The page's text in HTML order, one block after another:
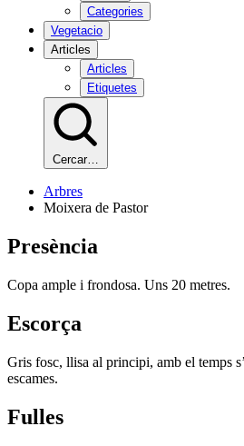
Categories
Vegetacio
Articles
Articles
Etiquetes
Cercar…
Arbres
Moixera de Pastor
Presència
Copa ample i frondosa. Uns 20 metres.
Escorça
Gris fosc, llisa al principi, amb el temps
escames.
Fulles